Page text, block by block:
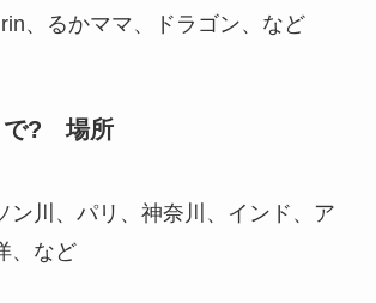
、るかママ、ドラゴン、など
で? 場所
ン川、パリ、神奈川、インド、ア
、など